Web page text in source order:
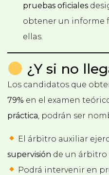
pruebas oficiales
obtener un informe
ellas.
¿Y si no
Los candidatos que
79% en el examen
práctica , podrán ser
El árbitro auxiliar
supervisión de un
Podrá intervenir en